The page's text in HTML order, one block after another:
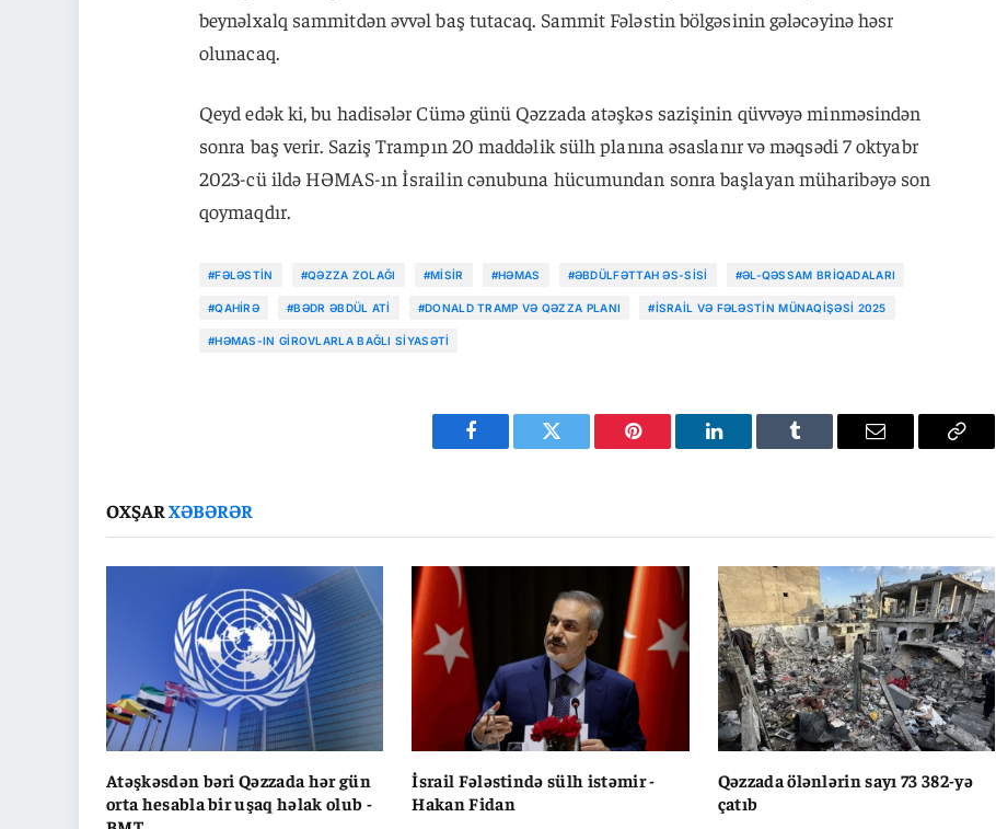
beynəlxalq sammitdən əvvəl baş tutacaq. Sammit Fələstin bölgəsinin gələcəyinə həsr
olunacaq.
Qeyd edək ki, bu hadisələr Cümə günü Qəzzada atəşkəs sazişinin qüvvəyə minməsindən
sonra baş verir. Saziş Trampın 20 maddəlik sülh planına əsaslanır və məqsədi 7 oktyabr
2023-cü ildə HƏMAS-ın İsrailin cənubuna hücumundan sonra başlayan müharibəyə son
qoymaqdır.
#FƏLƏSTIN #QƏZZA ZOLAĞI #MISIR #HƏMAS #ƏBDÜLFƏTTAH ƏS-SISI #ƏL-QƏSSAM BRIQADALARI
#QAHIRƏ #BƏDR ƏBDÜL ATI #DONALD TRAMP VƏ QƏZZA PLANI #İSRAIL VƏ FƏLƏSTIN MÜNAQIŞƏSI 2025
#HƏMAS-IN GIROVLARLA BAĞLI SIYASƏTI
Facebook Twitter Pinterest LinkedIn Tumblr Email
Copy
OXŞARXƏBƏRƏR
Atəşkəsdən bəri Qəzzada hər gün
orta hesabla bir uşaq həlak olub -
İsrail Fələstində sülh istəmir -
Hakan Fidan
Qəzzada ölənlərin sayı 73 382-yə
çatıb